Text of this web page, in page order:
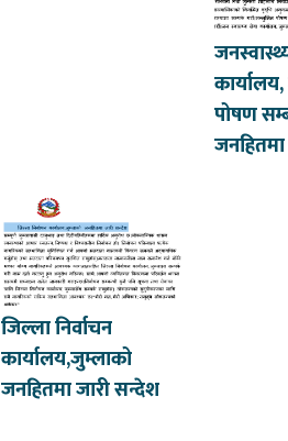
पोषण
जिल्ला निर्वाचन
कार्यालय,जुम्लाको
जनहितमा जारी सन्देश